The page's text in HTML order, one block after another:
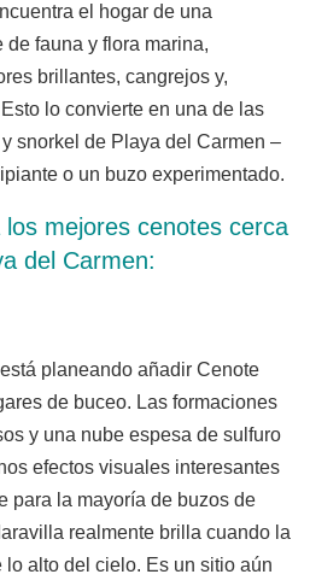
el hogar de una
fauna y flora marina,
brillantes, cangrejos y,
lo convierte en una de las
snorkel de Playa del Carmen –
o un buzo experimentado.
mejores cenotes cerca
del Carmen:
planeando añadir Cenote
de buceo. Las formaciones
y una nube espesa de sulfuro
efectos visuales interesantes
para la mayoría de buzos de
realmente brilla cuando la
lo alto del cielo. Es un sitio aún